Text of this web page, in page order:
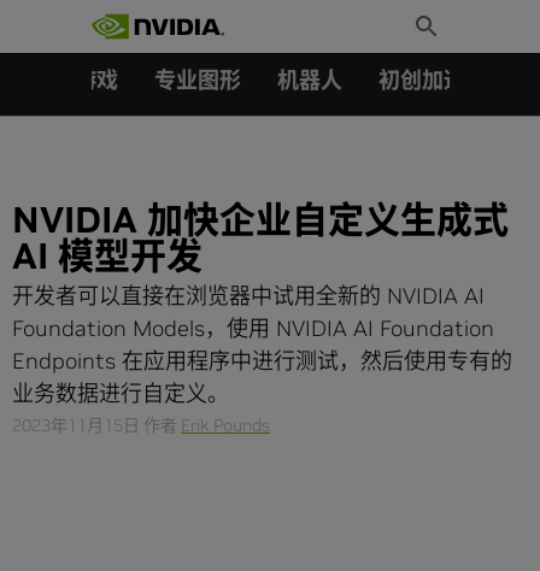
Toggle
Search
游戏 专业图形 机器人 初创加速会员成
NVIDIA 加快企业自定义生成式
AI 模型开发
开发者可以直接在浏览器中试用全新的 NVIDIA AI
Foundation Models，使用 NVIDIA AI Foundation
Endpoints 在应用程序中进行测试，然后使用专有的
业务数据进行自定义。
2023年11月15日 作者 Erik Pounds